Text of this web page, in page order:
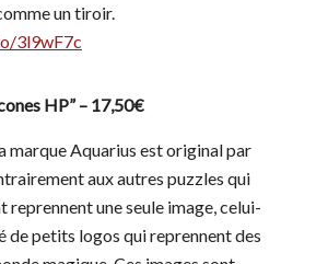
un tiroir.
3l9wF7c
HP” – 17,50€
marque Aquarius est original par
aux autres puzzles qui
reprennent une seule image, celui-
de petits logos qui reprennent des